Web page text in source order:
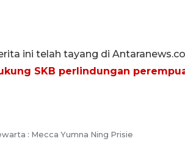
ini telah tayang di
SKB perlindungan
: Mecca Yumna Ning Prisie